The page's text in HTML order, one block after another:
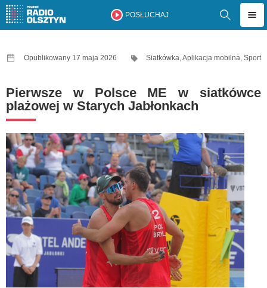
POSŁUCHAJ
Opublikowany 17 maja 2026 Siatkówka,Aplikacja mobilna, Sport
Pierwsze w Polsce ME w siatkówce
plażowej w Starych Jabłonkach